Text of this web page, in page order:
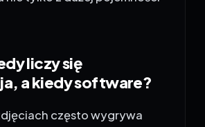
liczy się
a kiedy software?
często wygrywa